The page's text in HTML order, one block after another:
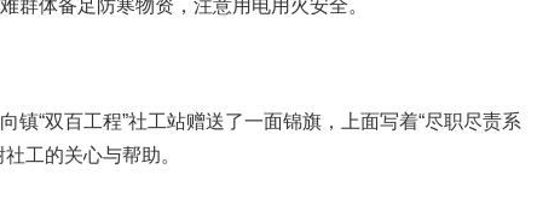
群体备足防寒物资，注意用电用火安全。
镇“双百工程”社工站赠送了一面锦旗，上面写着“尽职尽责系
工的关心与帮助。